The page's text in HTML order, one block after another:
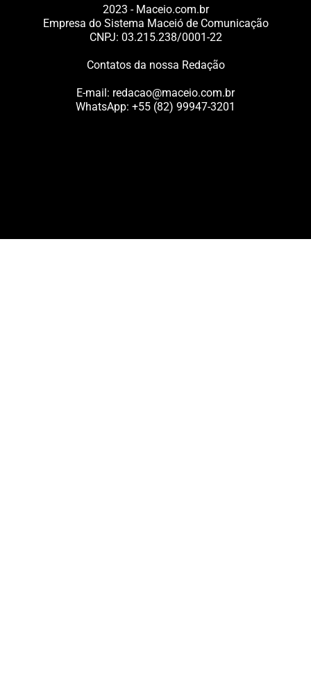
2023 - Maceio.com.br
Empresa do Sistema Maceió de Comunicação
CNPJ: 03.215.238/0001-22
Contatos da nossa Redação
E-mail: redacao@maceio.com.br
WhatsApp: +55 (82) 99947-3201